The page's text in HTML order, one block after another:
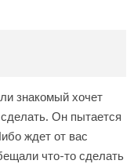
знакомый хочет
Он пытается
ждет от вас
что-то сделать